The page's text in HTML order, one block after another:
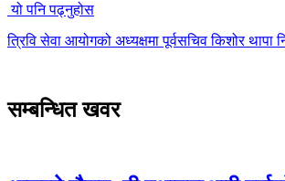
यो पनि पढ्नुहोस
त्रिवि सेवा आयोगको अध्यक्षमा पूर्वसचिव किशोर थापा
सम्बन्धित खवर